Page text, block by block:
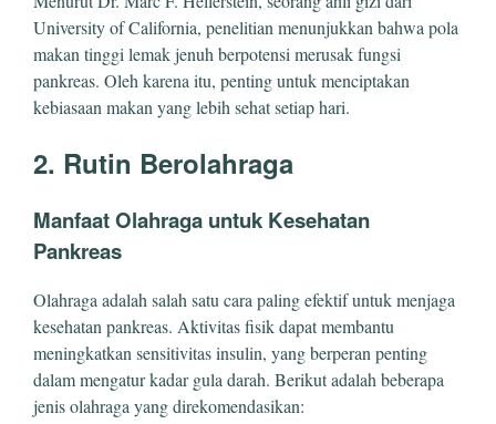
University of California, penelitian menunjukkan bahwa pola
makan tinggi lemak jenuh berpotensi merusak fungsi
pankreas. Oleh karena itu, penting untuk menciptakan
kebiasaan makan yang lebih sehat setiap hari.
2. Rutin Berolahraga
Manfaat Olahraga untuk Kesehatan
Pankreas
Olahraga adalah salah satu cara paling efektif untuk menjaga
kesehatan pankreas. Aktivitas fisik dapat membantu
meningkatkan sensitivitas insulin, yang berperan penting
dalam mengatur kadar gula darah. Berikut adalah beberapa
jenis olahraga yang direkomendasikan: